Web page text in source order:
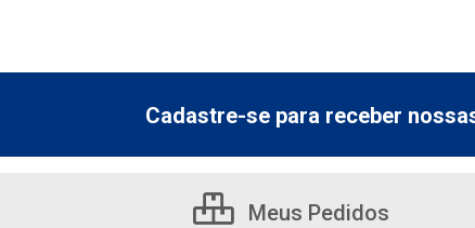
Cadastre-se para receber
Meus Pedidos